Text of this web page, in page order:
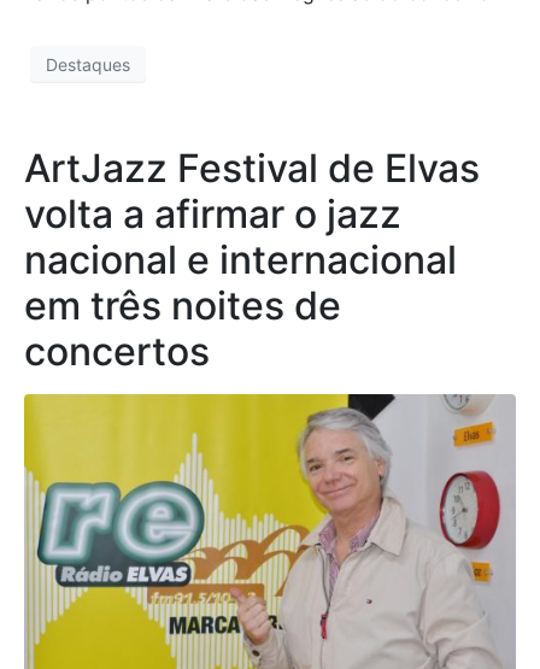
Destaques
ArtJazz Festival de Elvas
volta a afirmar o jazz
nacional e internacional
em três noites de
concertos